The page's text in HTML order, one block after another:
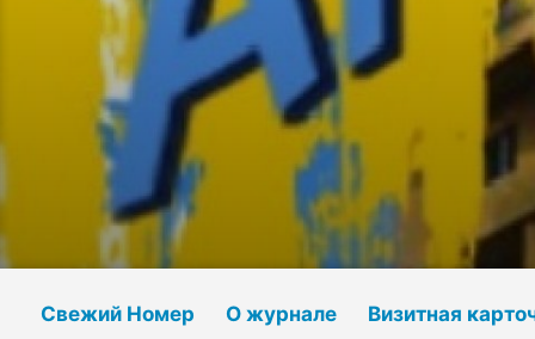
Свежий Номер О журнале Визитная